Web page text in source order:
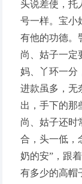
头说差使，托
号一样。宝小
有他的功德。
尚、姑子一定
妈、丫环一分
进款虽多，无
出，手下的那
尚、姑子还时
合，头一低，
奶的安”，跟
有多少的高帽